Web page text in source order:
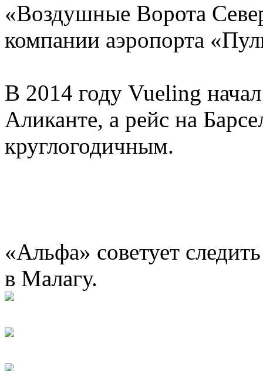
«Воздушные Ворота
компании аэропорта
В 2014 году Vueling
Аликанте, а рейс на
круглогодичным.
«Альфа» советует
в Малагу.